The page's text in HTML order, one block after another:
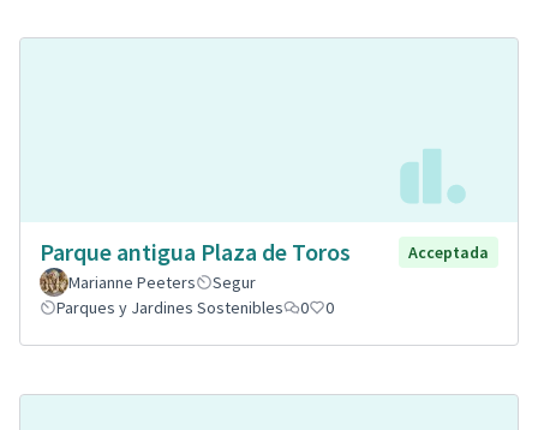
Parque antigua Plaza de Toros
Acceptada
Marianne Peeters
Segur
Parques y Jardines Sostenibles
0 0